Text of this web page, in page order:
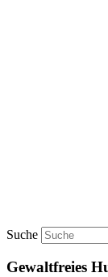
Suche
Gewaltfreies